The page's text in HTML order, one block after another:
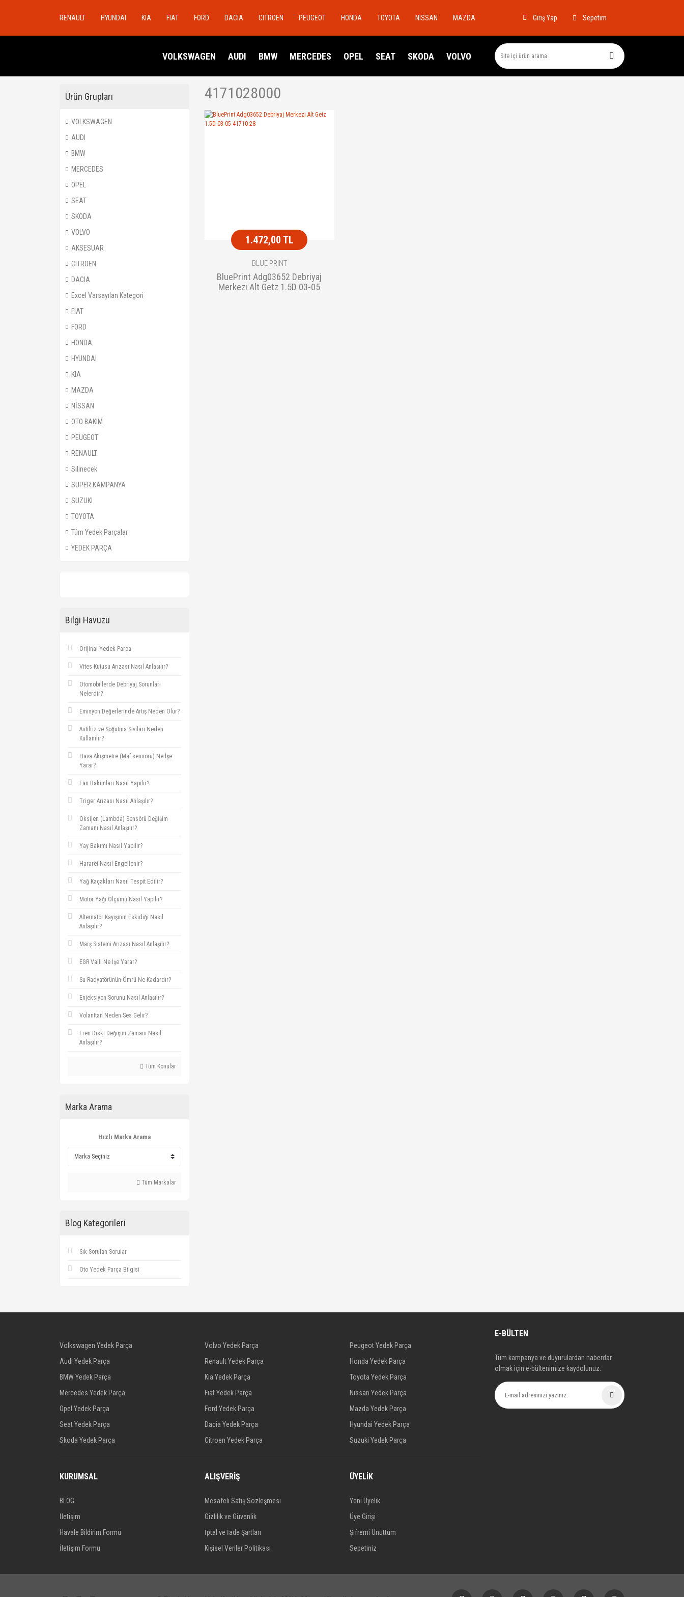
RENAULT HYUNDAI KIA FIAT FORD DACIA CITROEN PEUGEOT HONDA TOYOTA NISSAN MAZDA Giriş Yap Sepetim
VOLKSWAGEN AUDI BMW MERCEDES OPEL SEAT SKODA VOLVO
Ürün Grupları
VOLKSWAGEN
AUDI
BMW
MERCEDES
OPEL
SEAT
SKODA
VOLVO
AKSESUAR
CITROEN
DACIA
Excel Varsayılan Kategori
FIAT
FORD
HONDA
HYUNDAI
KIA
MAZDA
NİSSAN
OTO BAKIM
PEUGEOT
RENAULT
Silinecek
SÜPER KAMPANYA
SUZUKI
TOYOTA
Tüm Yedek Parçalar
YEDEK PARÇA
Bilgi Havuzu
Orijinal Yedek Parça
Vites Kutusu Arızası Nasıl Anlaşılır?
Otomobillerde Debriyaj Sorunları
Nelerdir?
Emisyon Değerlerinde Artış Neden Olur?
Antifriz ve Soğutma Sıvıları Neden
Kullanılır?
Hava Akışmetre (Maf sensörü) Ne İşe
Yarar?
Fan Bakımları Nasıl Yapılır?
Triger Arızası Nasıl Anlaşılır?
Oksijen (Lambda) Sensörü Değişim
Zamanı Nasıl Anlaşılır?
Yay Bakımı Nasıl Yapılır?
Hararet Nasıl Engellenir?
Yağ Kaçakları Nasıl Tespit Edilir?
Motor Yağı Ölçümü Nasıl Yapılır?
Alternatör Kayışının Eskidiği Nasıl
Anlaşılır?
Marş Sistemi Arızası Nasıl Anlaşılır?
EGR Valfi Ne İşe Yarar?
Su Radyatörünün Ömrü Ne Kadardır?
Enjeksiyon Sorunu Nasıl Anlaşılır?
Volanttan Neden Ses Gelir?
Fren Diski Değişim Zamanı Nasıl
Anlaşılır?
Tüm Konular
Marka Arama
Hızlı Marka Arama
Tüm Markalar
Blog Kategorileri
Sık Sorulan Sorular
Oto Yedek Parça Bilgisi
4171028000
1.472,00 TL
BLUE PRINT
BluePrint Adg03652 Debriyaj
Merkezi Alt Getz 1.5D 03-05
Volkswagen Yedek Parça
Audi Yedek Parça
BMW Yedek Parça
Mercedes Yedek Parça
Opel Yedek Parça
Seat Yedek Parça
Skoda Yedek Parça
Volvo Yedek Parça
Renault Yedek Parça
Kia Yedek Parça
Fiat Yedek Parça
Ford Yedek Parça
Dacia Yedek Parça
Citroen Yedek Parça
Peugeot Yedek Parça
Honda Yedek Parça
Toyota Yedek Parça
Nissan Yedek Parça
Mazda Yedek Parça
Hyundai Yedek Parça
Suzuki Yedek Parça
KURUMSAL
BLOG
İletişim
Havale Bildirim Formu
İletişim Formu
ALIŞVERİŞ
Mesafeli Satış Sözleşmesi
Gizlilik ve Güvenlik
İptal ve İade Şartları
Kişisel Veriler Politikası
ÜYELİK
Yeni Üyelik
Üye Girişi
Şifremi Unuttum
Sepetiniz
E-BÜLTEN
Tüm kampanya ve duyurulardan haberdar
olmak için e-bültenimize kaydolunuz.